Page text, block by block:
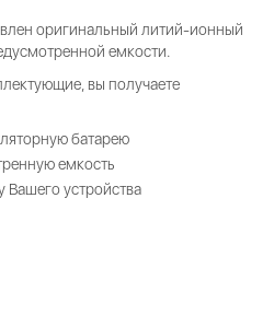
оригинальный литий-ионный
емкости.
вы получаете
батарею
емкость
Вашего устройства